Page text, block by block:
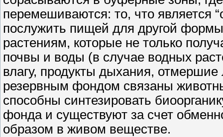
перемешиваются: то, что является
послужить пищей для другой
растениям, которые не только
почвы и воды (в случае водных
влагу, продукты дыхания,
резервным фондом связаны
способны синтезировать
фонда и существуют за счет
образом в живом веществе.